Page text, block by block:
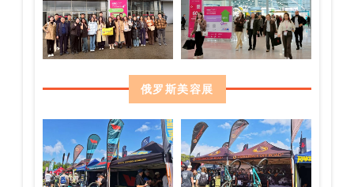
俄罗斯美容展